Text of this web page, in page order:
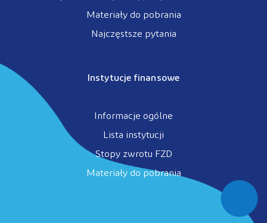
Materiały do pobrania
Najczęstsze pytania
Instytucje finansowe
Informacje ogólne
Lista instytucji
Stopy zwrotu FZD
Materiały do pobrania